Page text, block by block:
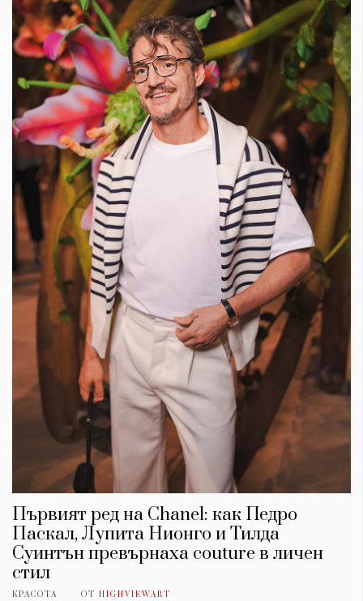
Първият ред на Chanel: как Педро
Паскал, Лупита Нионго и Тилда
Суинтън превърнаха couture в личен
стил
КРАСОТА ОТ HIGHVIEWART